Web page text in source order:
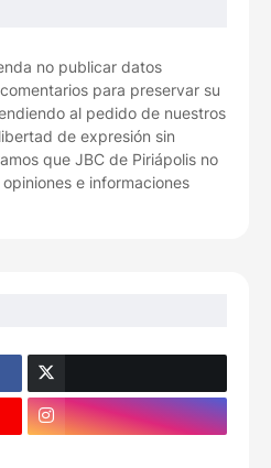
no publicar datos
para preservar su
al pedido de nuestros
de expresión sin
que JBC de Piriápolis no
e informaciones